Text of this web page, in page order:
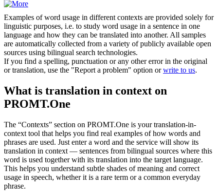
Examples of word usage in different contexts are provided solely for
linguistic purposes, i.e. to study word usage in a sentence in one
language and how they can be translated into another. All samples
are automatically collected from a variety of publicly available open
sources using bilingual search technologies.
If you find a spelling, punctuation or any other error in the original
or translation, use the "Report a problem" option orwrite to us.
What is translation in context on
PROMT.One
The “Contexts” section on PROMT.One is your translation-in-
context tool that helps you find real examples of how words and
phrases are used. Just enter a word and the service will show its
translation in context — sentences from bilingual sources where this
word is used together with its translation into the target language.
This helps you understand subtle shades of meaning and correct
usage in speech, whether it is a rare term or a common everyday
phrase.